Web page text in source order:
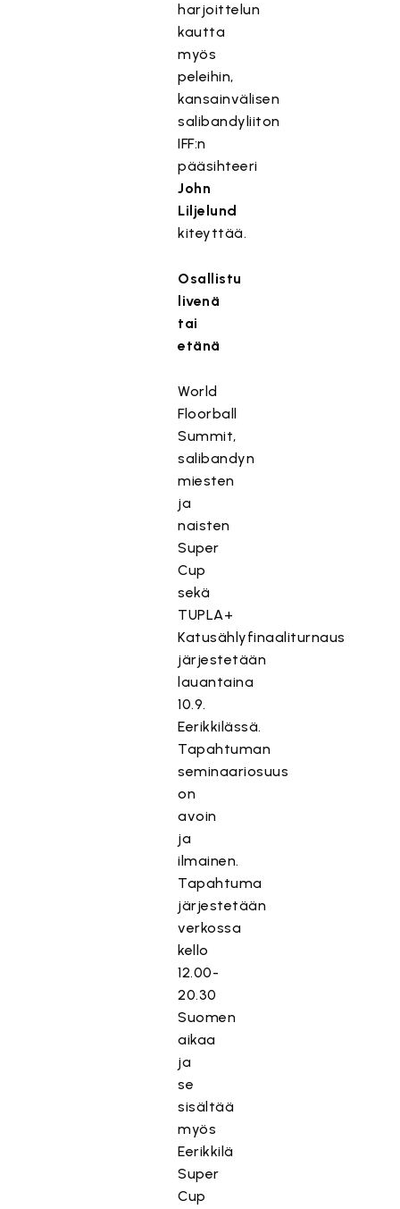
harjoittelun
kautta
myös
peleihin,
kansainvälisen
salibandyliiton
IFF:n
pääsihteeri
John
Liljelund
kiteyttää.
Osallistu
livenä
tai
etänä
World
Floorball
Summit,
salibandyn
miesten
ja
naisten
Super
Cup
sekä
TUPLA+
Katusählyfinaaliturnaus
järjestetään
lauantaina
10.9.
Eerikkilässä.
Tapahtuman
seminaariosuus
on
avoin
ja
ilmainen.
Tapahtuma
järjestetään
verkossa
kello
12.00-
20.30
Suomen
aikaa
ja
se
sisältää
myös
Eerikkilä
Super
Cup